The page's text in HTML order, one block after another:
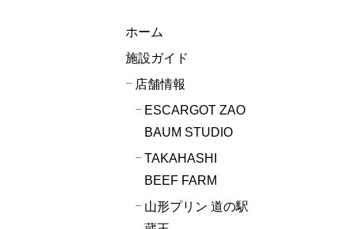
ホーム
施設ガイド
店舗情報
ESCARGOT ZAO
BAUM STUDIO
TAKAHASHI
BEEF FARM
山形プリン 道の駅